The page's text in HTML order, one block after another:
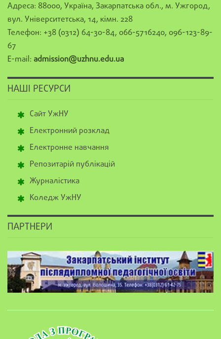
Адреса: 88000, Україна, Закарпатська обл., м. Ужгород,
вул. Університетська, 14, кімн. 228
Телефон: +38 (0312) 64-30-84, 066-5716240, 096-123-89-
67
E-mail: admission@uzhnu.edu.ua
НАШІ РЕСУРСИ
Сайт УжНУ
Електронний розклад
Електронне навчання
Репозитарій публікацій
Журналістика
Коледж УжНУ
ПАРТНЕРИ